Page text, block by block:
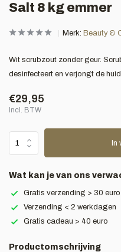
Salt 8 kg emmer
Merk: Beauty &
Wit scrubzout zonder geur.
desinfecteert en verjongt de
€29,95
Incl. BTW
In
Wat kan je van ons
Gratis verzending > 30 euro
Verzending < 2 werkdagen
Gratis cadeau > 40 euro
Productomschrijving